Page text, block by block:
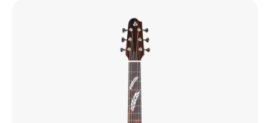
+7 (925) 879-85-35
Санкт-Петербург
+7 (999) 213-51-93